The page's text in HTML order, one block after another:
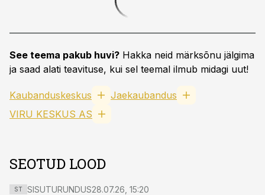
See teema pakub huvi? Hakka neid märksõnu jälgima
ja saad alati teavituse, kui sel teemal ilmub midagi uut!
Kaubanduskeskus
Jaekaubandus
VIRU KESKUS AS
SEOTUD LOOD
ST SISUTURUNDUS28.07.26, 15:20